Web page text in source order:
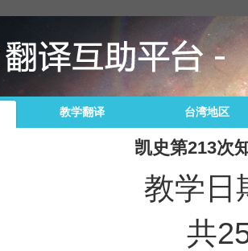
教学翻译 台湾地区
凯史第213次
教学日
共